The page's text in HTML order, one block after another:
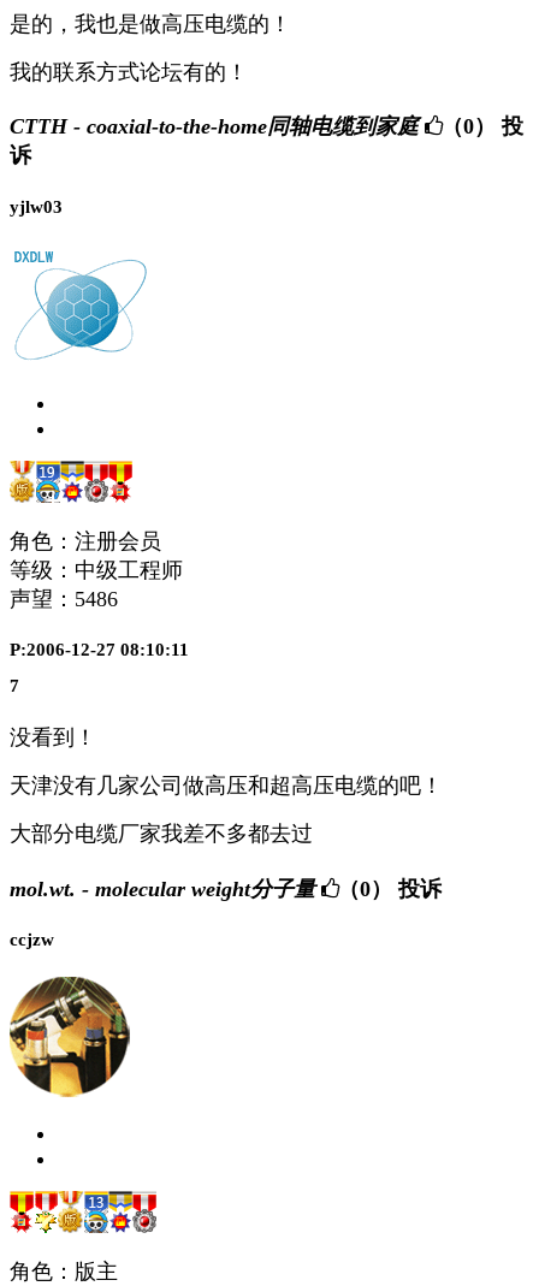
是的，我也是做高压电缆的！
我的联系方式论坛有的！
CTTH - coaxial-to-the-home同轴电缆到家庭 （0）
投
诉
yjlw03
角色：注册会员
等级：中级工程师
声望： 5486
P:2006-12-27 08:10:11
7
没看到！
天津没有几家公司做高压和超高压电缆的吧！
大部分电缆厂家我差不多都去过
mol.wt. - molecular weight分子量 （0） 投诉
ccjzw
角色：版主